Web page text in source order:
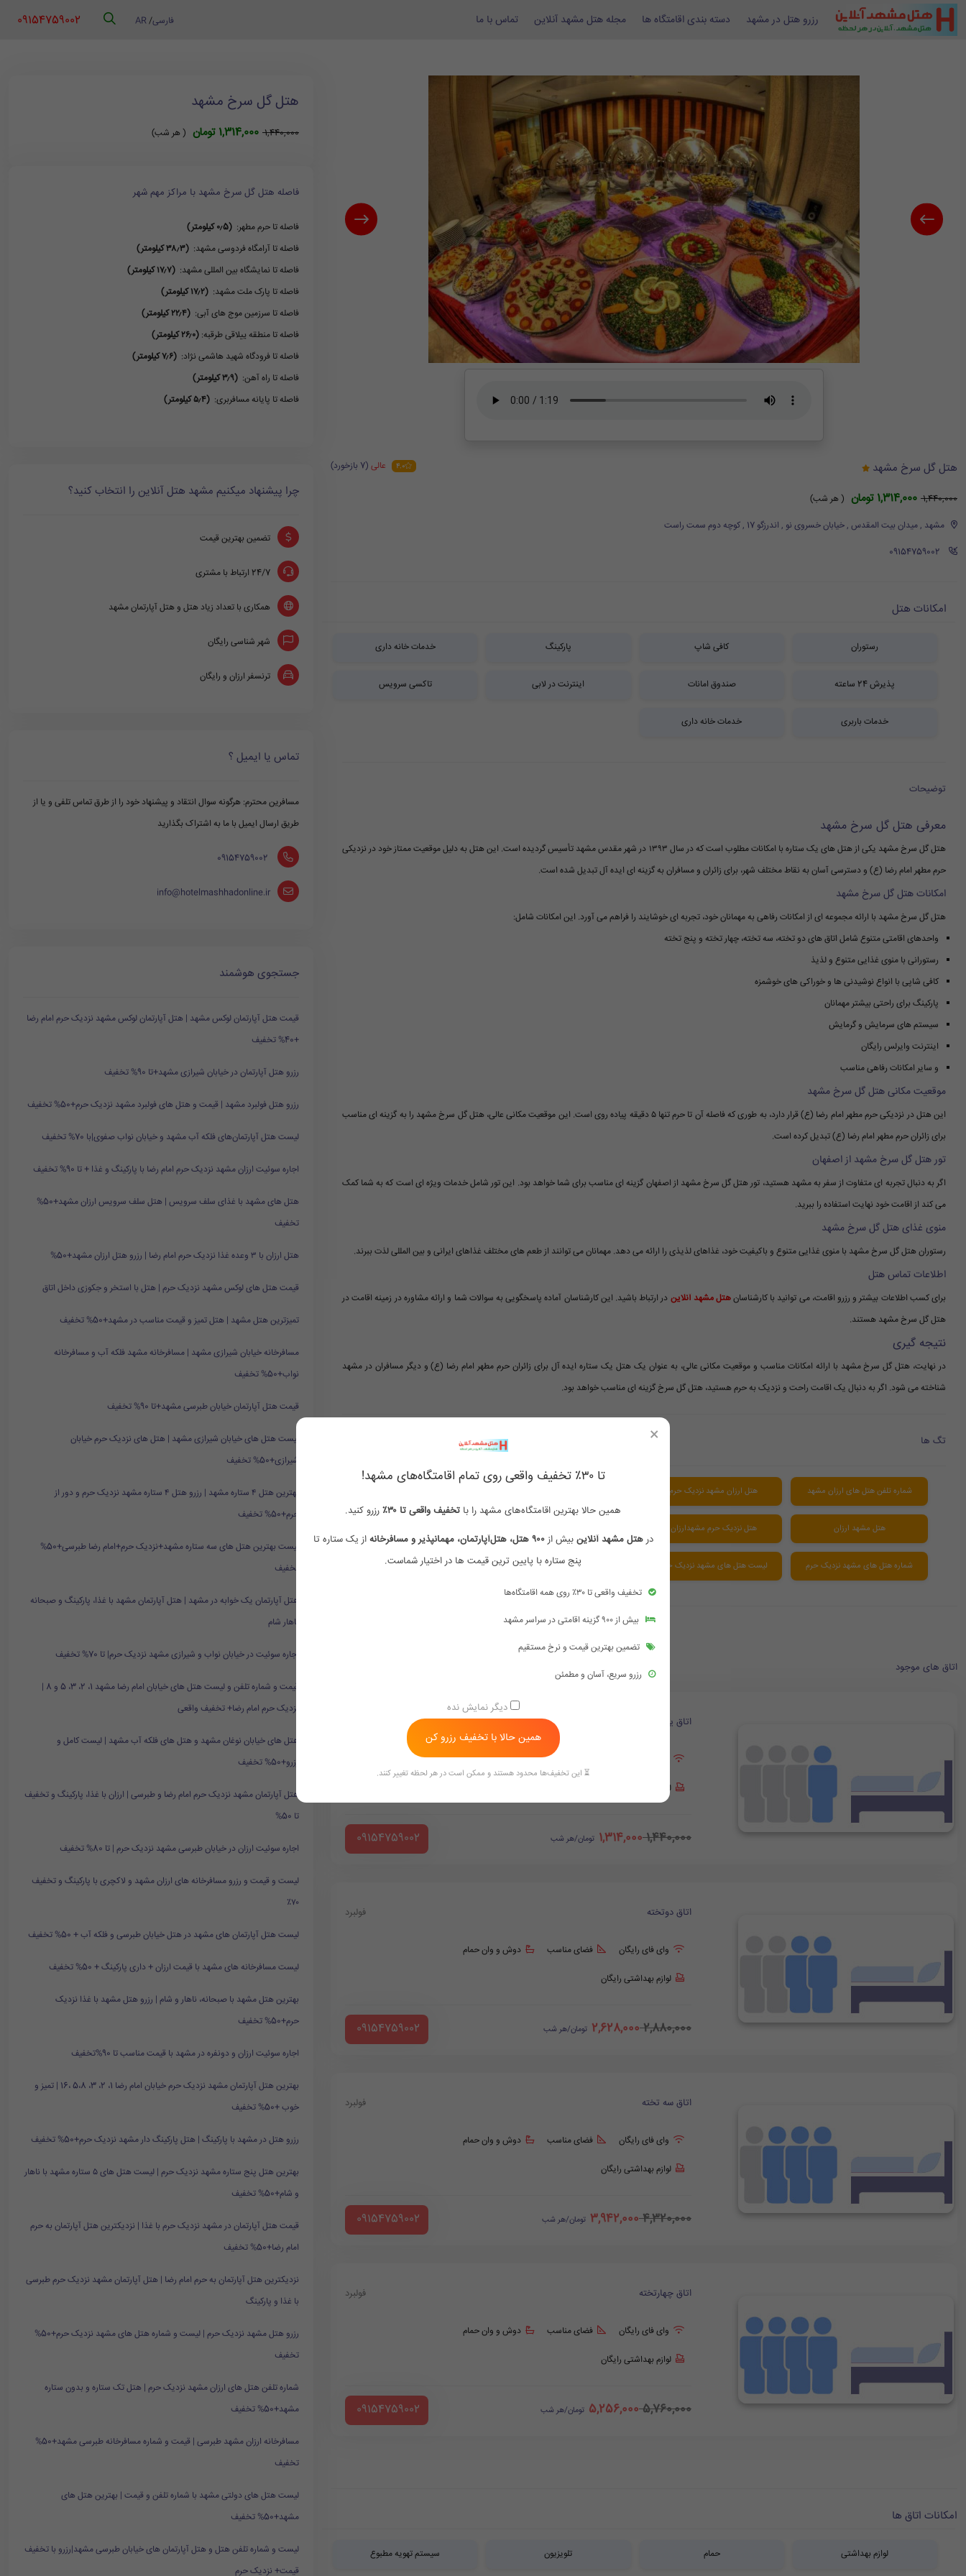
رزرو هتل در مشهد دسته بندی اقامتگاه ها مجله هتل مشهد آنلاین تماس با ما فارسی/
AR
‪ 09154759002
هتل گل سرخ مشهد
1,440,000 1,314,000 تومان
( هر شب)
مشهد , میدان بیت المقدس , خیابان خسروی نو , اندرزگو 17 , کوچه دوم سمت راست
‪ 09154759002
4.0 عالی (7 بازخورد)
امکانات هتل
رستوران کافی شاپ پارکینگ خدمات خانه داری
پذیرش 24 ساعته صندوق امانات اینترنت در لابی تاکسی سرویس
خدمات باربری خدمات خانه داری
توضیحات
معرفی هتل گل سرخ مشهد
هتل گل سرخ مشهد یکی از هتل های یک ستاره با امکانات مطلوب است که در سال ۱۳۹۳ در شهر مقدس مشهد تأسیس گردیده است. این هتل به دلیل موقعیت ممتاز خود در نزدیکی
حرم مطهر امام رضا (ع) و دسترسی آسان به نقاط مختلف شهر، برای زائران و مسافران به گزینه ای ایده آل تبدیل شده است.
امکانات هتل گل سرخ مشهد
هتل گل سرخ مشهد با ارائه مجموعه ای از امکانات رفاهی به مهمانان خود، تجربه ای خوشایند را فراهم می آورد. این امکانات شامل:
واحدهای اقامتی متنوع شامل اتاق های دو تخته، سه تخته، چهار تخته و پنج تخته
رستورانی با منوی غذایی متنوع و لذیذ
کافی شاپی با انواع نوشیدنی ها و خوراکی های خوشمزه
پارکینگ برای راحتی بیشتر مهمانان
سیستم های سرمایش و گرمایش
اینترنت وایرلس رایگان
و سایر امکانات رفاهی مناسب
موقعیت مکانی هتل گل سرخ مشهد
این هتل در نزدیکی حرم مطهر امام رضا (ع) قرار دارد، به طوری که فاصله آن تا حرم تنها ۵ دقیقه پیاده روی است. این موقعیت مکانی عالی، هتل گل سرخ مشهد را به گزینه ای مناسب
برای زائران حرم مطهر امام رضا (ع) تبدیل کرده است.
تور هتل گل سرخ مشهد از اصفهان
اگر به دنبال تجربه ای متفاوت از سفر به مشهد هستید، تور هتل گل سرخ مشهد از اصفهان گزینه ای مناسب برای شما خواهد بود. این تور شامل خدمات ویژه ای است که به شما کمک
می کند از اقامت خود نهایت استفاده را ببرید.
منوی غذای هتل گل سرخ مشهد
رستوران هتل گل سرخ مشهد با منوی غذایی متنوع و باکیفیت خود، غذاهای لذیذی را ارائه می دهد. مهمانان می توانند از طعم های مختلف غذاهای ایرانی و بین المللی لذت ببرند.
اطلاعات تماس هتل
برای کسب اطلاعات بیشتر و رزرو اقامت، می توانید با کارشناسانهتل مشهد آنلاین در ارتباط باشید. این کارشناسان آماده پاسخگویی به سوالات شما و ارائه مشاوره در زمینه اقامت در
هتل گل سرخ مشهد هستند.
نتیجه گیری
در نهایت، هتل گل سرخ مشهد با ارائه امکانات مناسب و موقعیت مکانی عالی، به عنوان یک هتل یک ستاره ایده آل برای زائران حرم مطهر امام رضا (ع) و دیگر مسافران در مشهد
شناخته می شود. اگر به دنبال یک اقامت راحت و نزدیک به حرم هستید، هتل گل سرخ گزینه ای مناسب خواهد بود.
تگ ها
شماره تلفن هتل های ارزان مشهد هتل ارزان مشهد نزدیک حرم
هتل مشهد ارزان هتل نزدیک حرم مشهدارزان
شماره هتل های مشهد نزدیک حرم لیست هتل های مشهد نزدیک حرم هتل در مشهد نزدیک حرم قیمت هتل در مشهد نزدیک حرم
اتاق های موجود
اتاق یک تخته
فضای مناسب دوش و وان حمام
لوازم بهداشتی رایگان
1,440,000
1,314,000 تومان/هر شب ‪ 09154759002
اتاق دوتخته فولبرد
وای فای رایگان فضای مناسب دوش و وان حمام
لوازم بهداشتی رایگان
2,880,000
2,628,000 تومان/هر شب ‪ 09154759002
اتاق سه تخته فولبرد
وای فای رایگان فضای مناسب دوش و وان حمام
لوازم بهداشتی رایگان
4,320,000
3,942,000 تومان/هر شب ‪ 09154759002
اتاق چهارتخته فولبرد
وای فای رایگان فضای مناسب دوش و وان حمام
لوازم بهداشتی رایگان
5,760,000
5,256,000 تومان/هر شب ‪ 09154759002
امکانات اتاق ها
لوازم بهداشتی حمام تلویزیون سیستم تهویه مطبوع
هتل گل سرخ مشهد
1,440,000 1,314,000 تومان ( هر شب)
فاصله هتل گل سرخ مشهد با مراکز مهم شهر
فاصله تا حرم مطهر: (۰٫5 کیلومتر)
فاصله تا آرامگاه فردوسی مشهد: (۳۸٫۳ کیلومتر)
فاصله تا نمایشگاه بین المللی مشهد: (۱۷٫۷ کیلومتر)
فاصله تا پارک ملت مشهد: (۱۷٫۲ کیلومتر)
فاصله تا سرزمین موج های آبی: (۲۲٫۴ کیلومتر)
فاصله تا منطقه ییلاقی طرقبه: (۲۶٫۰ کیلومتر)
فاصله تا فرودگاه شهید هاشمی نژاد: (۷٫۶ کیلومتر)
فاصله تا راه آهن: (۳٫۹ کیلومتر)
فاصله تا پایانه مسافربری: (۵٫۴ کیلومتر)
چرا پیشنهاد میکنیم مشهد هتل آنلاین را انتخاب کنید؟
تضمین بهترین قیمت
24/7 ارتباط با مشتری
همکاری با تعداد زیاد هتل و هتل آپارتمان مشهد
شهر شناسی رایگان
ترنسفر ارزان و رایگان
تماس یا ایمیل ؟
مسافرین محترم: هرگونه سوال انتقاد و پیشنهاد خود را از طرق تماس تلفی و یا از
طریق ارسال ایمیل با ما به اشتراک بگذارید
‪ 09154759002
info@hotelmashhadonline.ir
جستجوی هوشمند
قیمت هتل آپارتمان لوکس مشهد | هتل آپارتمان لوکس مشهد نزدیک حرم امام رضا
+40% تخفیف
رزرو هتل آپارتمان در خیابان شیرازی مشهد+تا 90% تخفیف
رزرو هتل فولبرد مشهد | قیمت و هتل های فولبرد مشهد نزدیک حرم+50% تخفیف
لیست هتل آپارتمان‌های فلکه آب مشهد و خیابان نواب صفوی|با 70% تخفیف
اجاره سوئیت ارزان مشهد نزدیک حرم امام رضا با پارکینگ و غذا + تا 90% تخفیف
هتل های مشهد با غذای سلف سرویس | هتل سلف سرویس ارزان مشهد+50%
تخفیف
هتل ارزان با ۳ وعده غذا نزدیک حرم امام رضا | رزرو هتل ارزان مشهد+50%
قیمت هتل های لوکس مشهد نزدیک حرم | هتل با استخر و جکوزی داخل اتاق
تمیزترین هتل مشهد | هتل تمیز و قیمت مناسب در مشهد+50% تخفیف
مسافرخانه خیابان شیرازی مشهد | مسافرخانه مشهد فلکه آب و مسافرخانه
نواب+50% تخفیف
قیمت هتل آپارتمان خیابان طبرسی مشهد+تا 90% تخفیف
لیست هتل های خیابان شیرازی مشهد | هتل های نزدیک حرم خیابان
شیرازی+50% تخفیف
بهترین هتل ۴ ستاره مشهد | رزرو هتل ۴ ستاره مشهد نزدیک حرم و دور از
حرم+50% تخفیف
لیست بهترین هتل های سه ستاره مشهد+نزدیک حرم+امام رضا طبرسی+50%
تخفیف
هتل آپارتمان یک خوابه در مشهد | هتل آپارتمان مشهد با غذا، پارکینگ و صبحانه
ناهار شام
اجاره سوئیت در خیابان نواب و شیرازی مشهد نزدیک حرم| تا 70% تخفیف
قیمت و شماره تلفن و لیست هتل های خیابان امام رضا مشهد 1، 2، 3، 5 و 8 |
نزدیک حرم امام رضا+ تخفیف واقعی
هتل های خیابان نوغان مشهد و هتل های فلکه آب مشهد | لیست کامل و
رزرو+50% تخفیف
هتل آپارتمان مشهد نزدیک حرم امام رضا و طبرسی | ارزان با غذا، پارکینگ و تخفیف
تا 50%
اجاره سوئیت ارزان در خیابان طبرسی مشهد نزدیک حرم | تا 80% تخفیف
لیست و قیمت و رزرو مسافرخانه های ارزان مشهد و لاکچری با پارکینگ و تخفیف
۷۰٪
لیست هتل آپارتمان های مشهد در هتل خیابان طبرسی و فلکه آب + 50% تخفیف
لیست مسافرخانه های مشهد با قیمت ارزان + داری پارکینگ + 50% تخفیف
بهترین هتل مشهد با صبحانه، ناهار و شام | رزرو هتل مشهد با غذا نزدیک
حرم+50% تخفیف
اجاره سوئیت ارزان و دونفره در مشهد با قیمت مناسب تا 90%تخفیف
بهترین هتل آپارتمان مشهد نزدیک حرم خیابان امام رضا 1، 2، 3، 5،8 ،16 | تمیز و
خوب +50% تخفیف
رزرو هتل در مشهد با پارکینگ | هتل پارکینگ دار مشهد نزدیک حرم+50% تخفیف
بهترین هتل پنج ستاره مشهد نزدیک حرم | لیست هتل های ۵ ستاره مشهد با ناهار
و شام+50% تخفیف
قیمت هتل آپارتمان در مشهد نزدیک حرم با غذا | نزدیکترین هتل آپارتمان به حرم
امام رضا+50% تخفیف
نزدیکترین هتل آپارتمان به حرم امام رضا | هتل آپارتمان مشهد نزدیک حرم طبرسی
با غذا و پارکینگ
رزرو هتل مشهد نزدیک حرم | لیست و شماره هتل های مشهد نزدیک حرم+50%
تخفیف
شماره تلفن هتل های ارزان مشهد نزدیک حرم | هتل تک ستاره و بدون ستاره
مشهد+50% تخفیف
مسافرخانه ارزان مشهد طبرسی | قیمت و شماره مسافرخانه طبرسی مشهد+50%
تخفیف
لیست هتل های دولتی مشهد با شماره تلفن و قیمت | بهترین هتل های
مشهد+50% تخفیف
لیست و شماره تلفن هتل و هتل آپارتمان های خیابان طبرسی مشهد|رزرو با تخفیف
قیمت+ نزدیک حرم
×
تا ۳۰٪ تخفیف واقعی روی تمام اقامتگاه‌های مشهد!
همین حالا بهترین اقامتگاه‌های مشهد را با تخفیف واقعی تا ۳۰٪
رزرو کنید.
درهتل مشهد آنلاین بیش از۹۰۰ هتل، هتل‌آپارتمان، مهمانپذیر و مسافرخانه
از یک ستاره تا
پنج ستاره با پایین ترین قیمت ها در اختیار شماست.
تخفیف واقعی تا ۳۰٪ روی همه اقامتگاه‌ها
بیش از ۹۰۰ گزینه اقامتی در سراسر مشهد
تضمین بهترین قیمت و نرخ مستقیم
رزرو سریع، آسان و مطمئن
دیگر نمایش نده
همین حالا با تخفیف رزرو کن
⏳ این تخفیف‌ها محدود هستند و ممکن است در هر لحظه تغییر کنند.